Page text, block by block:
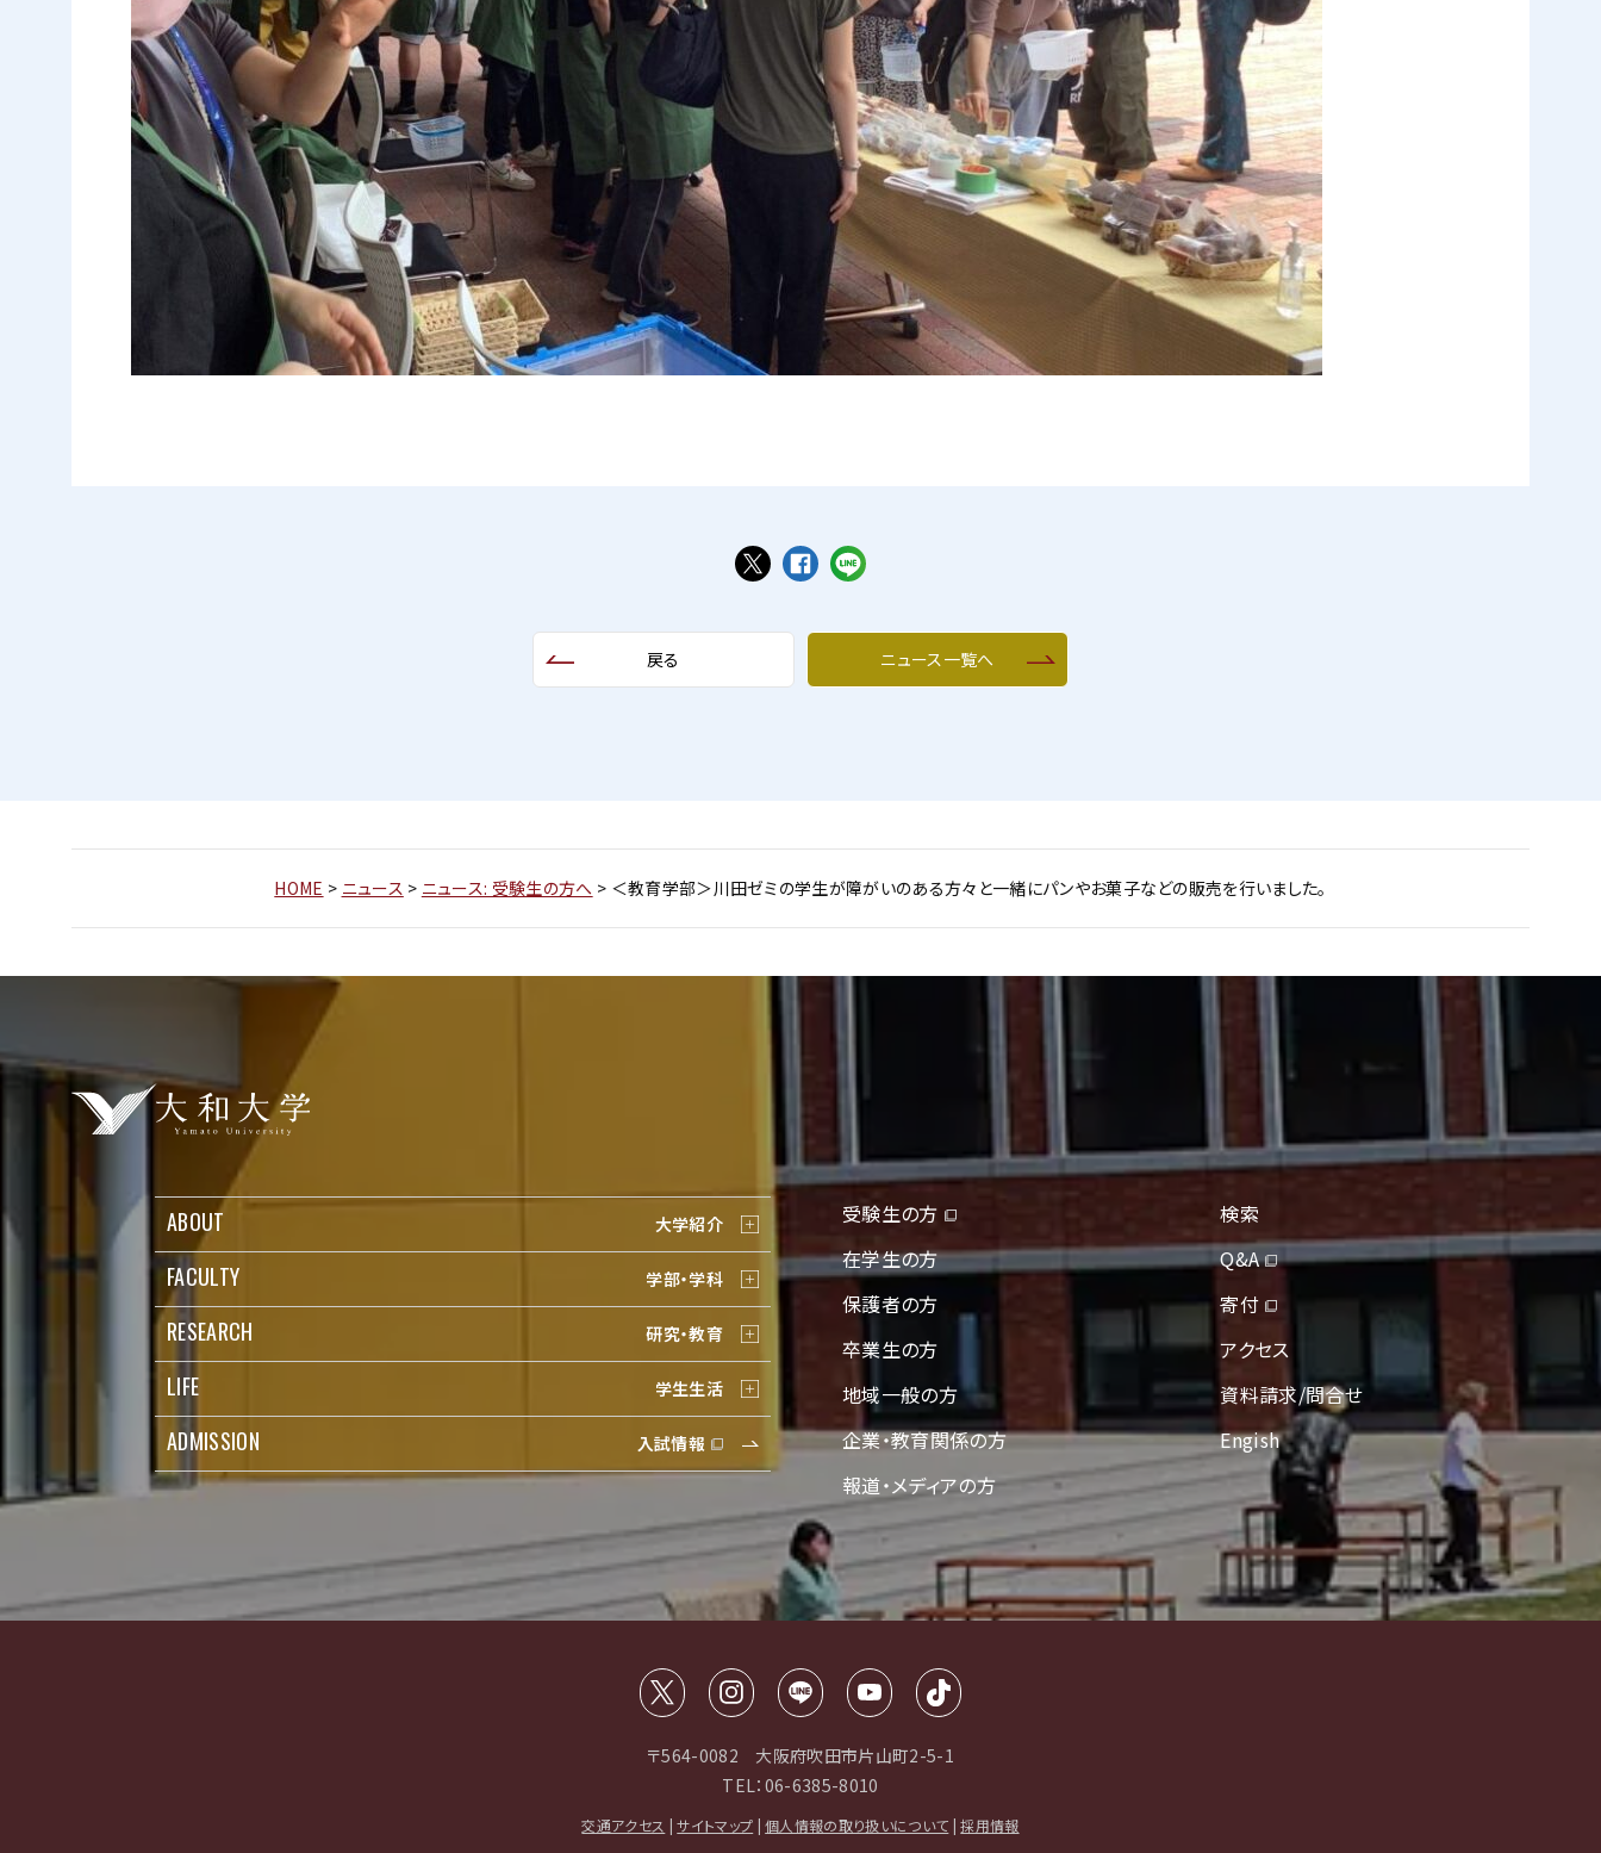
戻る ニュース一覧へ
HOME > ニュース > ニュース: 受験生の方へ > ＜教育学部＞川田ゼミの学生が障がいのある方々と一緒にパンやお菓子などの販売を行いました。
ABOUT 大学紹介
FACULTY 学部・学科
RESEARCH 研究・教育
LIFE 学生生活
ADMISSION 入試情報
受験生の方
在学生の方
保護者の方
卒業生の方
地域一般の方
企業・教育関係の方
報道・メディアの方
検索
Q&A
寄付
アクセス
資料請求/問合せ
Engish
〒564-0082 大阪府吹田市片山町2-5-1
TEL：06-6385-8010
交通アクセス |サイトマップ |個人情報の取り扱いについて |採用情報